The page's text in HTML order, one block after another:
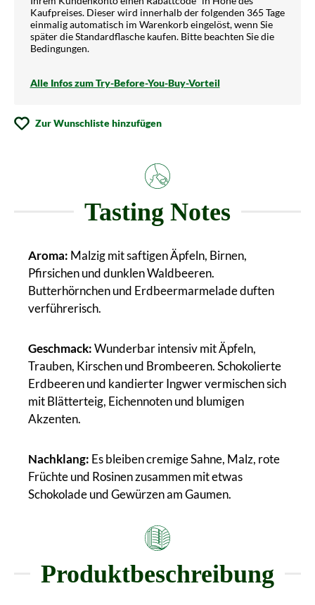
Kaufpreises. Dieser wird innerhalb der folgenden 365 Tage
einmalig automatisch im Warenkorb eingelöst, wenn Sie
später die Standardflasche kaufen. Bitte beachten Sie die
Bedingungen.
Alle Infos zum Try-Before-You-Buy-Vorteil
Zur Wunschliste hinzufügen
Tasting Notes
Aroma: Malzig mit saftigen Äpfeln, Birnen,
Pfirsichen und dunklen Waldbeeren.
Butterhörnchen und Erdbeermarmelade duften
verführerisch.
Geschmack:Wunderbar intensiv mit Äpfeln,
Trauben, Kirschen und Brombeeren. Schokolierte
Erdbeeren und kandierter Ingwer vermischen sich
mit Blätterteig, Eichennoten und blumigen
Akzenten.
Nachklang: Es bleiben cremige Sahne, Malz, rote
Früchte und Rosinen zusammen mit etwas
Schokolade und Gewürzen am Gaumen.
Produktbeschreibung